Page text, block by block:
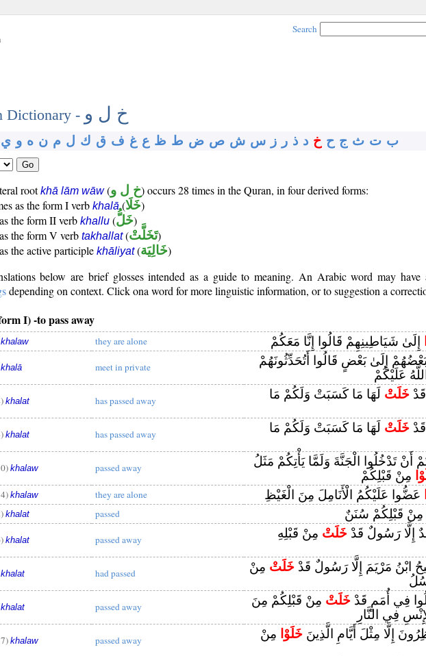
Search
Dictionary - خ ل و
ب ت ث ج ح خ د ذ ر ز س ش ص ض ط ظ ع غ ف ق ك ل م ن ه و ي
Go
rootkhā lām wāw(خ ل و) occurs 28 times in the Quran, in four derived forms:
as the form I verb khalā(خَلَا)
the form II verb khallu (خَلُّ)
the form V verb takhallat(تَخَلَّتْ)
the active participle khāliyat(خَالِيَة)
below are brief glosses intended as a guide to meaning. An Arabic word may
depending on context. Click ona word for more linguistic information, or to suggestion a
I) -to pass away
khalaw they are alone إِلَىٰ شَيَاطِينِهِمْ قَالُوا إِنَّا مَعَكُمْ
khalā meet in private
إِلَىٰ بَعْضٍ قَالُوا أَتُحَدِّثُونَهُمْ
عَلَيْكُمْ
khalat has passed away خَلَتْ لَهَا مَا كَسَبَتْ وَلَكُمْ مَا
khalat has passed away خَلَتْ لَهَا مَا كَسَبَتْ وَلَكُمْ مَا
khalaw passed away
أَنْ تَدْخُلُوا الْجَنَّةَ وَلَمَّا يَأْتِكُمْ مَثَلُ
مِنْ قَبْلِكُمْ
khalaw they are alone عَضُّوا عَلَيْكُمُ الْأَنَامِلَ مِنَ الْغَيْظِ
khalat passed مِنْ قَبْلِكُمْ سُنَنٌ
khalat passed away إِلَّا رَسُولٌ قَدْ خَلَتْ مِنْ قَبْلِهِ
khalat had passed ابْنُ مَرْيَمَ إِلَّا رَسُولٌ قَدْ خَلَتْ مِنْ
khalat passed away فِي أُمَمٍ قَدْ خَلَتْ مِنْ قَبْلِكُمْ مِنَ
فِي النَّارِ
khalaw passed away إِلَّا مِثْلَ أَيَّامِ الَّذِينَ خَلَوْا مِنْ